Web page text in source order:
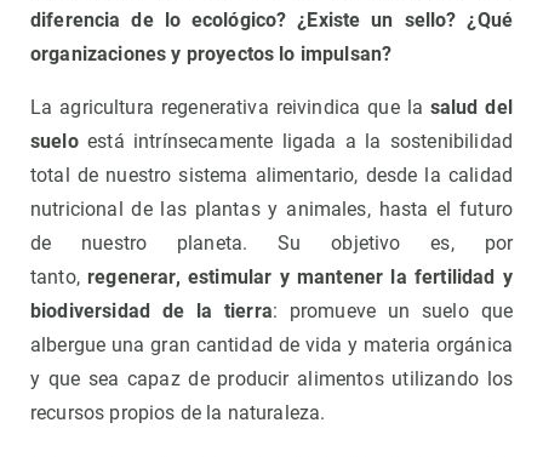
diferencia de lo ecológico? ¿Existe un sello? ¿Qué
organizaciones y proyectos lo impulsan?
La agricultura regenerativa reivindica que la salud del
sueloestá intrínsecamente ligada a la sostenibilidad
total de nuestro sistema alimentario, desde la calidad
nutricional de las plantas y animales, hasta el futuro
de nuestro planeta. Su objetivo es, por
tanto,regenerar, estimular y mantener la fertilidad y
biodiversidad de la tierra: promueve un suelo que
albergue una gran cantidad de vida y materia orgánica
y que sea capaz de producir alimentos utilizando los
recursos propios de la naturaleza.